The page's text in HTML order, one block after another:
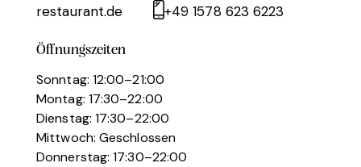
restaurant.de
+49 1578 623 6223
Öffnungszeiten
Sonntag: 12:00–21:00
Montag: 17:30–22:00
Dienstag: 17:30–22:00
Mittwoch: Geschlossen
Donnerstag: 17:30–22:00